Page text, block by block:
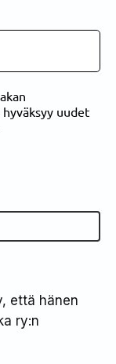
uudet
että hänen
ry:n